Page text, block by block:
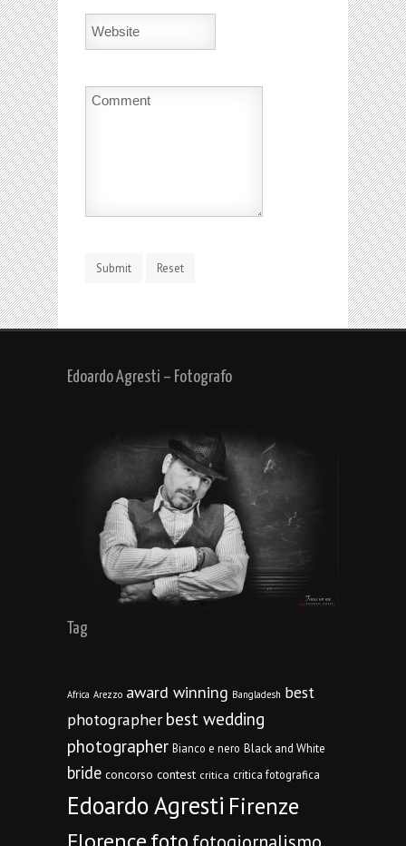
Edoardo Agresti – Fotografo
Tag
Africa Arezzo award winning Bangladesh best
photographer best wedding
photographer Bianco e nero Black and White
bride concorso contest critica critica fotografica
Edoardo Agresti Firenze